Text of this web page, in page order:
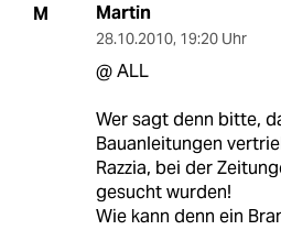
M Martin
28.10.2010, 19:20 Uhr
@ ALL
Wer sagt denn bitte,
Bauanleitungen
Razzia, bei der
gesucht wurden!
Wie kann denn ein